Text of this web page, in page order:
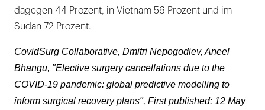
dagegen 44 Prozent, in Vietnam 56 Prozent und im
Sudan 72 Prozent.
CovidSurg Collaborative, Dmitri Nepogodiev, Aneel
Bhangu, "Elective surgery cancellations due to the
COVID‐19 pandemic: global predictive modelling to
inform surgical recovery plans", First published: 12 May